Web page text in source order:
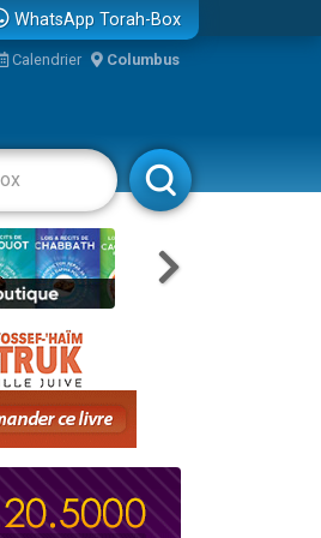
WhatsApp Torah-Box
Calendrier Columbus
Rabbanim